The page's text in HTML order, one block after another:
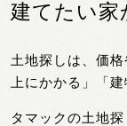
建てたい家
土地探しは、価
上にかかる」「
タマックの土地